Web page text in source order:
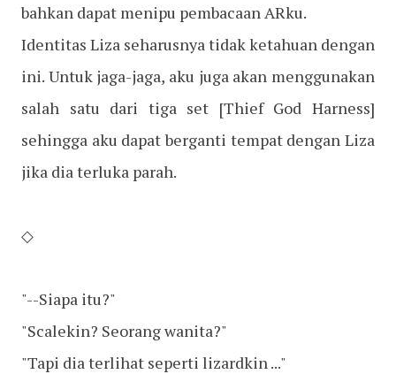
bahkan dapat menipu pembacaan ARku.
Identitas Liza seharusnya tidak ketahuan dengan
ini. Untuk jaga-jaga, aku juga akan menggunakan
salah satu dari tiga set [Thief God Harness]
sehingga aku dapat berganti tempat dengan Liza
jika dia terluka parah.
◇
"--Siapa itu?"
"Scalekin? Seorang wanita?"
"Tapi dia terlihat seperti lizardkin ..."